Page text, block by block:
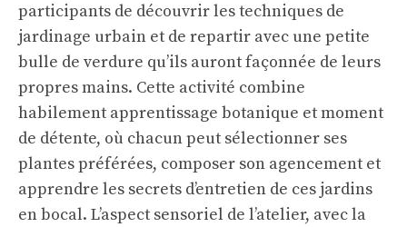
participants de découvrir les techniques de
jardinage urbain et de repartir avec une petite
bulle de verdure qu’ils auront façonnée de leurs
propres mains. Cette activité combine
habilement apprentissage botanique et moment
de détente, où chacun peut sélectionner ses
plantes préférées, composer son agencement et
apprendre les secrets d’entretien de ces jardins
en bocal. L’aspect sensoriel de l’atelier, avec la